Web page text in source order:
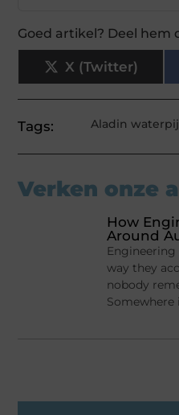
Goed artikel? Deel hem
X (Twitter)
Tags: Aladin
Verken onze
How
Around
way they
nobody
Somewhere